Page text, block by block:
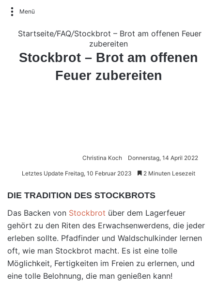
Menü
Startseite/FAQ/Stockbrot – Brot am offenen Feuer
zubereiten
Stockbrot – Brot am offenen
Feuer zubereiten
Christina Koch Donnerstag, 14 April 2022
Letztes Update Freitag, 10 Februar 2023 2 Minuten Lesezeit
DIE TRADITION DES STOCKBROTS
Das Backen von Stockbrot über dem Lagerfeuer
gehört zu den Riten des Erwachsenwerdens, die jeder
erleben sollte. Pfadfinder und Waldschulkinder lernen
oft, wie man Stockbrot macht. Es ist eine tolle
Möglichkeit, Fertigkeiten im Freien zu erlernen, und
eine tolle Belohnung, die man genießen kann!